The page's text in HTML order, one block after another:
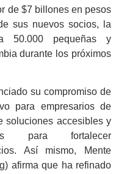
de $7 billones en pesos
sus nuevos socios, la
50.000 pequeñas y
durante los próximos
su compromiso de
para empresarios de
soluciones accesibles y
para fortalecer
Así mismo, Mente
afirma que ha refinado